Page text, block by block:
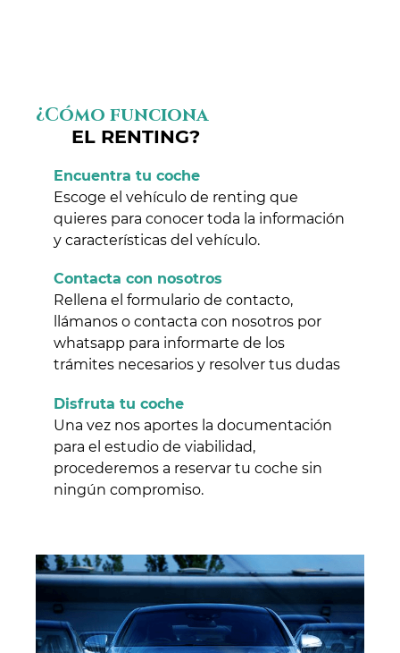
¿Cómo funciona
EL RENTING?
Encuentra tu coche
Escoge el vehículo de renting que
quieres para conocer toda la información
y características del vehículo.
Contacta con nosotros
Rellena el formulario de contacto,
llámanos o contacta con nosotros por
whatsapp para informarte de los
trámites necesarios y resolver tus dudas
Disfruta tu coche
Una vez nos aportes la documentación
para el estudio de viabilidad,
procederemos a reservar tu coche sin
ningún compromiso.